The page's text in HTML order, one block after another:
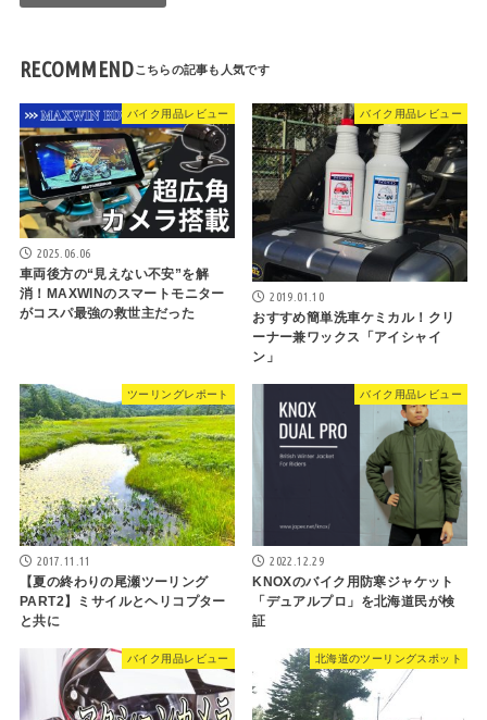
RECOMMEND
バイク用品レビュー
2025.06.06
車両後方の“見えない不安”を解
消！MAXWINのスマートモニター
がコスパ最強の救世主だった
バイク用品レビュー
2019.01.10
おすすめ簡単洗車ケミカル！クリ
ーナー兼ワックス「アイシャイ
ン」
ツーリングレポート
2017.11.11
【夏の終わりの尾瀬ツーリング
PART2】ミサイルとヘリコプター
と共に
バイク用品レビュー
2022.12.29
KNOXのバイク用防寒ジャケット
「デュアルプロ」を北海道民が検
証
バイク用品レビュー 北海道のツーリングスポット